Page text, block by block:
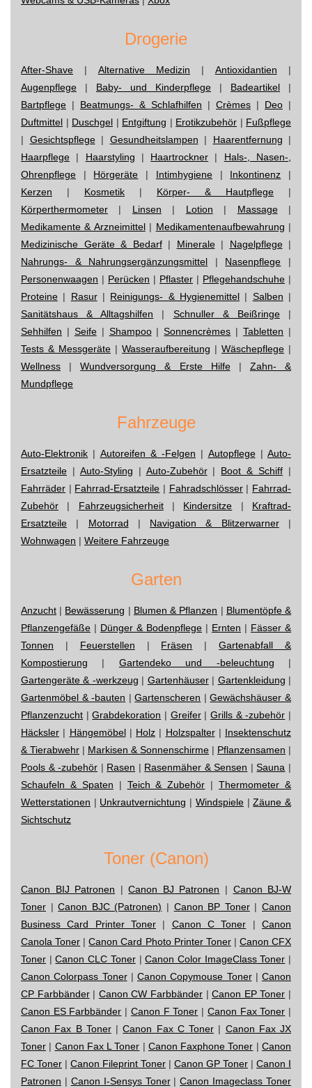
Drogerie
After-Shave | Alternative Medizin | Antioxidantien |
Augenpflege | Baby- und Kinderpflege | Badeartikel |
Bartpflege | Beatmungs- & Schlafhilfen | Crèmes | Deo |
Duftmittel | Duschgel | Entgiftung | Erotikzubehör | Fußpflege
| Gesichtspflege| Gesundheitslampen | Haarentfernung |
Haarpflege | Haarstyling | Haartrockner | Hals-, Nasen-,
Ohrenpflege | Hörgeräte | Intimhygiene| Inkontinenz |
Kerzen | Kosmetik | Körper- & Hautpflege |
Körperthermometer | Linsen | Lotion | Massage|
Medikamente & Arzneimittel| Medikamentenaufbewahrung |
Medizinische Geräte & Bedarf| Minerale| Nagelpflege|
Nahrungs- & Nahrungsergänzungsmittel | Nasenpflege |
Personenwaagen | Perücken | Pflaster | Pflegehandschuhe |
Proteine | Rasur| Reinigungs- & Hygienemittel | Salben |
Sanitätshaus & Alltagshilfen | Schnuller & Beißringe|
Sehhilfen | Seife| Shampoo|Sonnencrèmes |Tabletten |
Tests & Messgeräte | Wasseraufbereitung | Wäschepflege |
Wellness |Wundversorgung & Erste Hilfe| Zahn- &
Mundpflege
Fahrzeuge
Auto-Elektronik | Autoreifen & -Felgen | Autopflege| Auto-
Ersatzteile | Auto-Styling | Auto-Zubehör| Boot & Schiff |
Fahrräder | Fahrrad-Ersatzteile | Fahradschlösser| Fahrrad-
Zubehör | Fahrzeugsicherheit| Kindersitze | Kraftrad-
Ersatzteile | Motorrad | Navigation & Blitzerwarner|
Wohnwagen | Weitere Fahrzeuge
Garten
Anzucht | Bewässerung | Blumen & Pflanzen | Blumentöpfe &
Pflanzengefäße | Dünger & Bodenpflege | Ernten | Fässer &
Tonnen | Feuerstellen | Fräsen |Gartenabfall &
Kompostierung | Gartendeko und -beleuchtung |
Gartengeräte & -werkzeug | Gartenhäuser| Gartenkleidung |
Gartenmöbel & -bauten |Gartenscheren |Gewächshäuser &
Pflanzenzucht |Grabdekoration | Greifer|Grills & -zubehör |
Häcksler | Hängemöbel| Holz | Holzspalter| Insektenschutz
& Tierabwehr | Markisen & Sonnenschirme | Pflanzensamen |
Pools & -zubehör | Rasen | Rasenmäher & Sensen |Sauna |
Schaufeln & Spaten | Teich & Zubehör |Thermometer &
Wetterstationen | Unkrautvernichtung | Windspiele|Zäune &
Sichtschutz
Toner (Canon)
Canon BIJ Patronen |Canon BJ Patronen | Canon BJ-W
Toner |Canon BJC (Patronen) | Canon BP Toner|Canon
Business Card Printer Toner | Canon C Toner |Canon
Canola Toner |Canon Card Photo Printer Toner| Canon CFX
Toner |Canon CLC Toner|Canon Color ImageClass Toner |
Canon Colorpass Toner| Canon Copymouse Toner| Canon
CP Farbbänder| Canon CW Farbbänder |Canon EP Toner |
Canon ES Farbbänder | Canon F Toner | Canon Fax Toner |
Canon Fax B Toner|Canon Fax C Toner | Canon Fax JX
Toner | Canon Fax L Toner | Canon Faxphone Toner |Canon
FC Toner | Canon Fileprint Toner | Canon GP Toner | Canon I
Patronen | Canon I-Sensys Toner|Canon Imageclass Toner